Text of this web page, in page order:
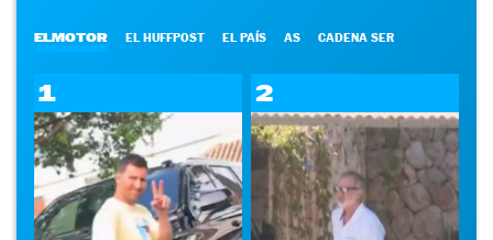
ELMOTOR EL HUFFPOST EL PAÍS AS CADENA SER
1 2